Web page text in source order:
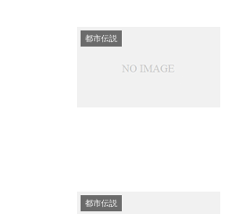
都市伝説
都市伝説